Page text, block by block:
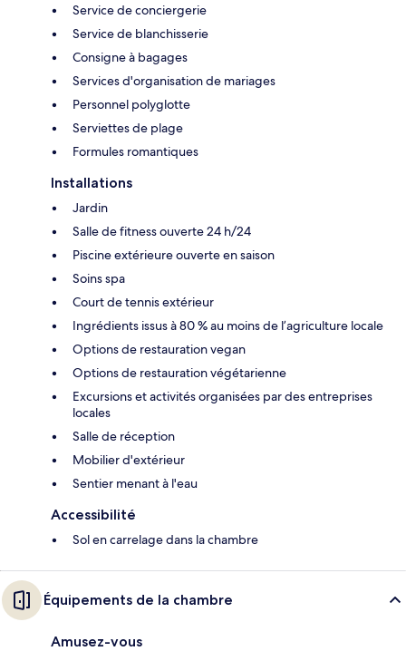
Service de conciergerie
Service de blanchisserie
Consigne à bagages
Services d'organisation de mariages
Personnel polyglotte
Serviettes de plage
Formules romantiques
Installations
Jardin
Salle de fitness ouverte 24 h/24
Piscine extérieure ouverte en saison
Soins spa
Court de tennis extérieur
Ingrédients issus à 80 % au moins de l’agriculture locale
Options de restauration vegan
Options de restauration végétarienne
Excursions et activités organisées par des entreprises
locales
Salle de réception
Mobilier d'extérieur
Sentier menant à l'eau
Accessibilité
Sol en carrelage dans la chambre
Équipements de la chambre
Amusez-vous